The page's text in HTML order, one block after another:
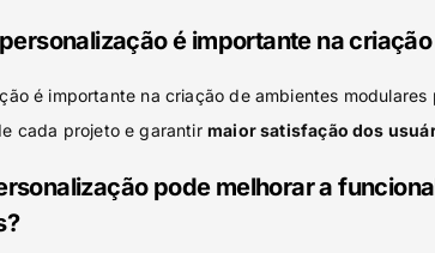
é importante na
é importante na criação de ambientes modulares
cada projeto e garantirmaior satisfação dos
pode melhorar a